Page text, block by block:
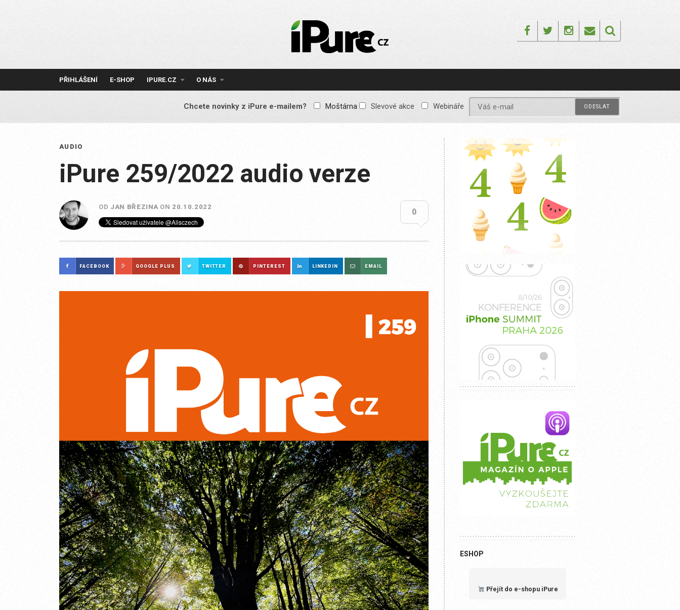
IPURE.CZ
Prémiový Apple e-
reklamy, žádné
obsah pro všechny
FacebookTwitterInstagram
Email
PŘIHLÁŠENÍ E-SHOP IPURE.CZ O NÁS
Chcete novinky z iPure e-mailem? Moštárna Slevové akce Webináře
AUDIO
iPure 259/2022 audio verze
OD JAN BŘEZINA ON 20.10.2022
0
FACEBOOK GOOGLE PLUS TWITTER PINTEREST LINKEDIN EMAIL
ESHOP
Přejít do e-shopu iPure